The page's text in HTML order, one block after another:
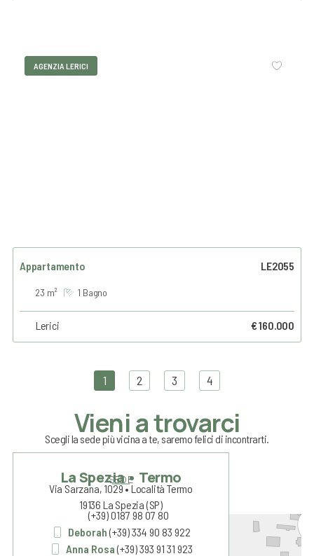
AGENZIA LERICI
Appartamento LE2055
23 m² 1 Bagno
Lerici € 160.000
1 2 3 4
Vieni a trovarci
Scegli la sede più vicina a te, saremo felici di incontrarti.
SEDE
La Spezia • Termo
Via Sarzana, 1029 • Località Termo
19136 La Spezia (SP)
(+39) 0187 98 07 80
Deborah(+39) 334 90 83 922
Anna Rosa(+39) 393 91 31 923